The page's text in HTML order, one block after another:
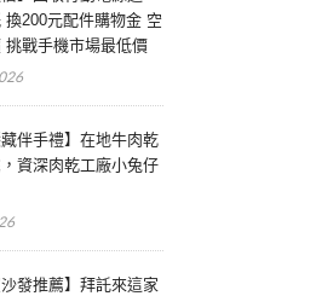
換200元配件購物金 空
挑戰手機市場最低價
藏伴手禮】在地牛肉乾
資深肉乾工廠小兔仔
沙發推薦】拜託來這家